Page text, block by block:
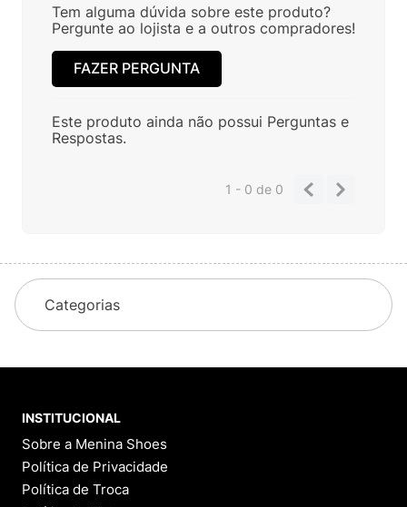
Tem alguma dúvida sobre este produto?
Pergunte ao lojista e a outros compradores!
FAZER PERGUNTA
Este produto ainda não possui Perguntas e
Respostas.
1 - 0de 0
Categorias
INSTITUCIONAL
Sobre a Menina Shoes
Política de Privacidade
Política de Troca